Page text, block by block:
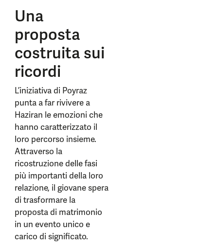
Una
proposta
costruita sui
ricordi
L’iniziativa di Poyraz
punta a far rivivere a
Haziran le emozioni che
hanno caratterizzato il
loro percorso insieme.
Attraverso la
ricostruzione delle fasi
più importanti della loro
relazione, il giovane spera
di trasformare la
proposta di matrimonio
in un evento unico e
carico di significato.